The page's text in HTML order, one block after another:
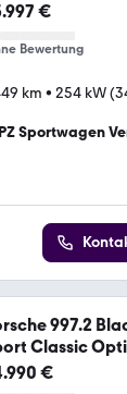
€
Bewertung
km • 254 kW
Sportwagen
997.2
Classic
€